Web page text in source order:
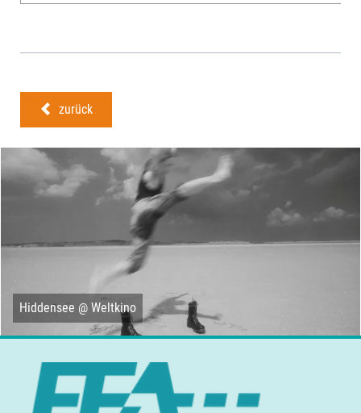
zurück
Hiddensee @ Weltkino